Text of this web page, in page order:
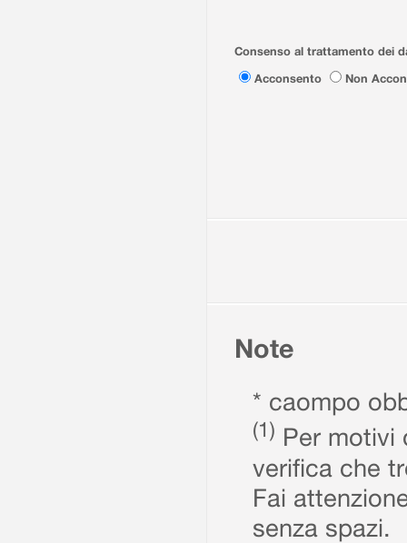
Consenso al trattamento dei
Acconsento
Non
Note
* caompo
(1) Per motivi
verifica che
Fai
senza spazi.